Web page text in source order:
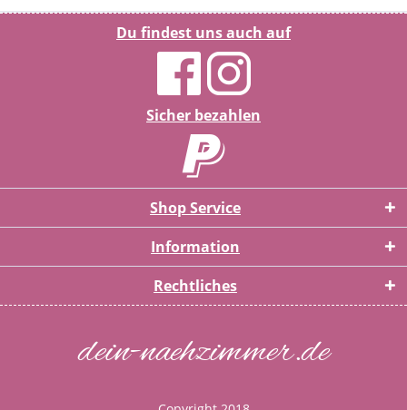
Du findest uns auch auf
Sicher bezahlen
Shop Service
Information
Rechtliches
dein-naehzimmer.de